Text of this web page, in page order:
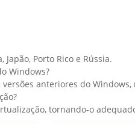
Porto Rico e Rússia.
Windows?
anteriores do
tornando-o